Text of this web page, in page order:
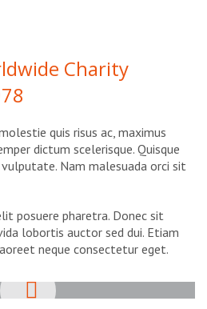
Charity
quis risus ac, maximus
dictum scelerisque. Quisque
Nam malesuada orci sit
posuere pharetra. Donec sit
lobortis auctor sed dui. Etiam
neque consectetur eget.